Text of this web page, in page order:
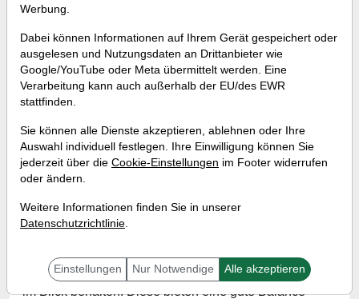
Dauerläuferaktien – Diese Titel
kennen meist nur eine Richtung
Referent:
Andreas Zehetner
Uhr
Sogenannte Dauerläuferaktien sollten Trader immer
im Blick behalten. Diese bieten eine gute Balance
Werbung.
Dabei können Informationen auf Ihrem Gerät gespeichert oder
ausgelesen und Nutzungsdaten an Drittanbieter wie
Google/YouTube oder Meta übermittelt werden. Eine
Verarbeitung kann auch außerhalb der EU/des EWR
stattfinden.
Sie können alle Dienste akzeptieren, ablehnen oder Ihre
Auswahl individuell festlegen. Ihre Einwilligung können Sie
jederzeit über die Cookie-Einstellungen im Footer widerrufen
oder ändern.
Weitere Informationen finden Sie in unserer
Datenschutzrichtlinie.
Einstellungen Nur Notwendige Alle akzeptieren